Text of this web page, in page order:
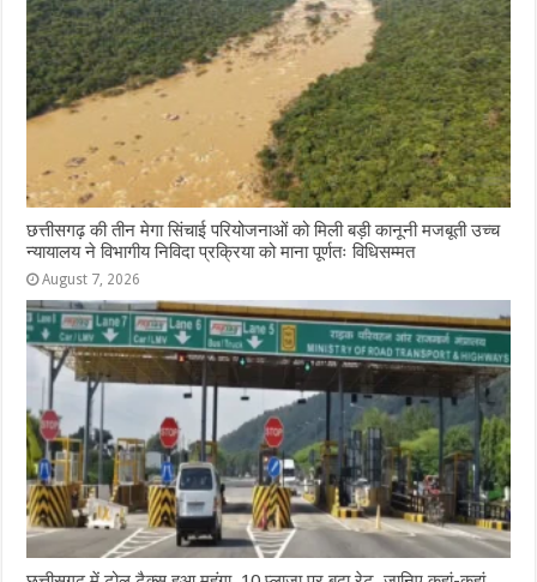
छत्तीसगढ़ की तीन मेगा सिंचाई परियोजनाओं को मिली बड़ी कानूनी मजबूती उच्च
न्यायालय ने विभागीय निविदा प्रक्रिया को माना पूर्णतः विधिसम्मत
August 7, 2026